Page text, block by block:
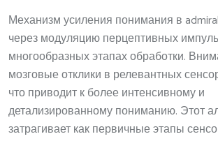
Механизм усиления понимания в
через модуляцию перцептивных
многообразных этапах обработки.
мозговые отклики в релевантных
что приводит к более интенсивному и
детализированному пониманию. Этот
затрагивает как первичные этапы